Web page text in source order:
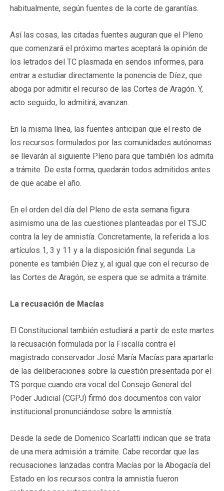
habitualmente, según fuentes de la corte de garantías.
Así las cosas, las citadas fuentes auguran que el Pleno
que comenzará el próximo martes aceptará la opinión de
los letrados del TC plasmada en sendos informes, para
entrar a estudiar directamente la ponencia de Díez, que
aboga por admitir el recurso de las Cortes de Aragón. Y,
acto seguido, lo admitirá, avanzan.
En la misma línea, las fuentes anticipan que el resto de
los recursos formulados por las comunidades autónomas
se llevarán al siguiente Pleno para que también los admita
a trámite. De esta forma, quedarán todos admitidos antes
de que acabe el año.
En el orden del día del Pleno de esta semana figura
asimismo una de las cuestiones planteadas por el TSJC
contra la ley de amnistía. Concretamente, la referida a los
artículos 1, 3 y 11 y a la disposición final segunda. La
ponente es también Díez y, al igual que con el recurso de
las Cortes de Aragón, se espera que se admita a trámite.
La recusación de Macías
El Constitucional también estudiará a partir de este martes
la recusación formulada por la Fiscalía contra el
magistrado conservador José María Macías para apartarle
de las deliberaciones sobre la cuestión presentada por el
TS porque cuando era vocal del Consejo General del
Poder Judicial (CGPJ) firmó dos documentos con valor
institucional pronunciándose sobre la amnistía.
Desde la sede de Domenico Scarlatti indican que se trata
de una mera admisión a trámite. Cabe recordar que las
recusaciones lanzadas contra Macías por la Abogacía del
Estado en los recursos contra la amnistía fueron